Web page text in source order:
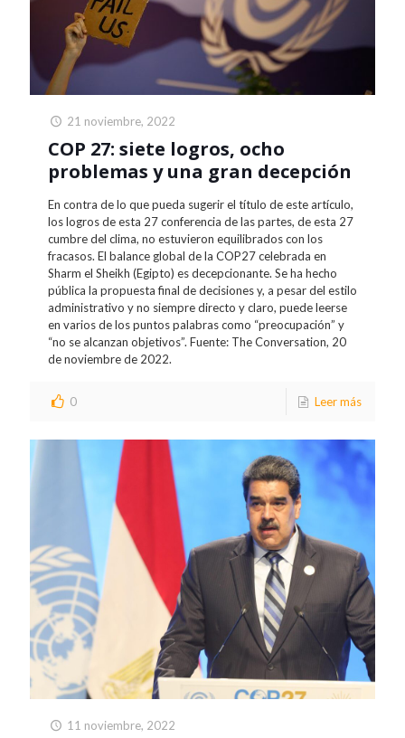
21 noviembre, 2022
COP 27: siete logros, ocho
problemas y una gran decepción
En contra de lo que pueda sugerir el título de este artículo,
los logros de esta 27 conferencia de las partes, de esta 27
cumbre del clima, no estuvieron equilibrados con los
fracasos. El balance global de la COP27 celebrada en
Sharm el Sheikh (Egipto) es decepcionante. Se ha hecho
pública la propuesta final de decisiones y, a pesar del estilo
administrativo y no siempre directo y claro, puede leerse
en varios de los puntos palabras como “preocupación” y
“no se alcanzan objetivos”. Fuente: The Conversation, 20
de noviembre de 2022.
0 Leer más
11 noviembre, 2022